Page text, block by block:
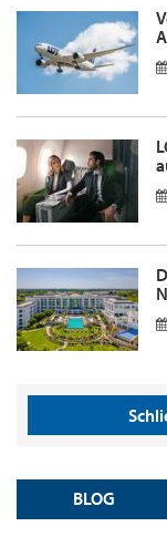
BLOG